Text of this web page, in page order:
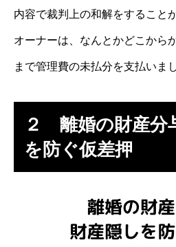
内容で裁判上の和解をすること
オーナーは、なんとかどこから
まで管理費の未払分を支払いま
２ 離婚の財産分
を防ぐ仮差押